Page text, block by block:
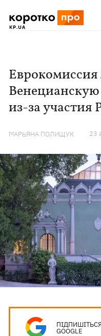
Венецианскую
из-за участия
МАРЬЯНА ПОЛИЩУК 23
GOOGLE